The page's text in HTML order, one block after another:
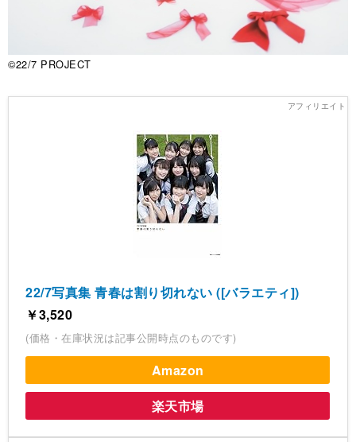
©22/7 PROJECT
22/7写真集 青春は割り切れない ([バラエティ])
￥3,520
(価格・在庫状況は記事公開時点のものです)
Amazon
楽天市場